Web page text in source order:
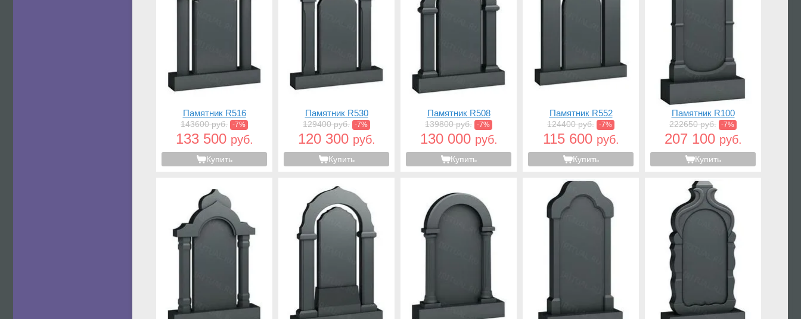
Памятник R516
143600 руб. -7%
133 500 руб.
Купить
Памятник R530
129400 руб. -7%
120 300 руб.
Купить
Памятник R508
139800 руб. -7%
130 000 руб.
Купить
Памятник R552
124400 руб. -7%
115 600 руб.
Купить
Памятник R100
222650 руб. -7%
207 100 руб.
Купить